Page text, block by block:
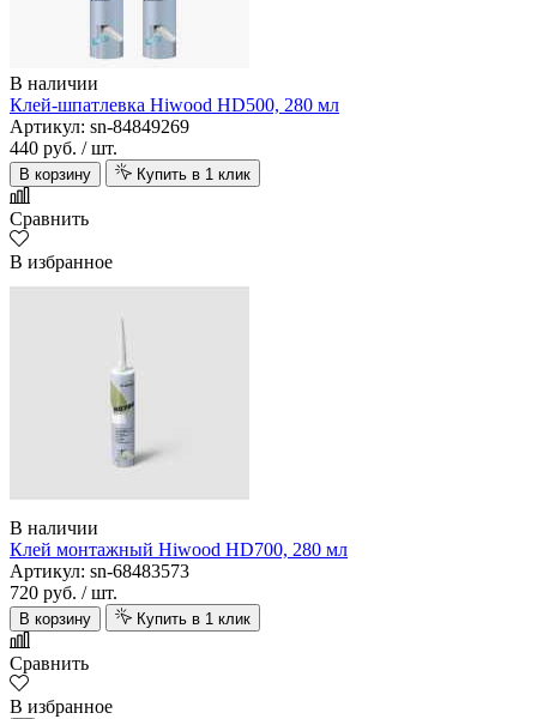
В наличии
Клей-шпатлевка Hiwood HD500, 280 мл
Артикул: sn-84849269
440 руб. / шт.
В корзину Купить в 1 клик
Сравнить
В избранное
В наличии
Клей монтажный Hiwood HD700, 280 мл
Артикул: sn-68483573
720 руб. / шт.
В корзину Купить в 1 клик
Сравнить
В избранное